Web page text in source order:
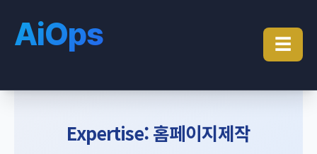
AiOps ☰
Expertise: 홈페이지제작